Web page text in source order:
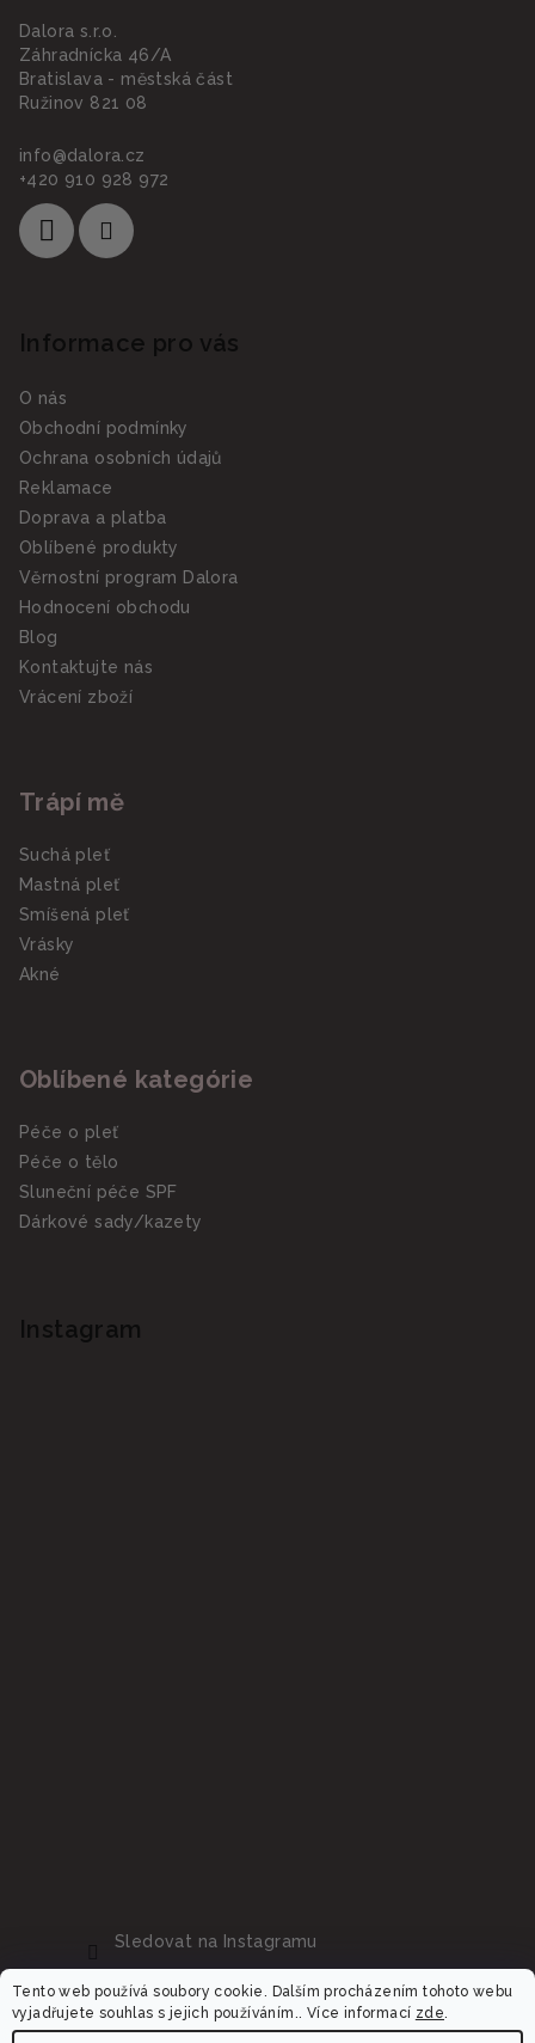
Tento web používá soubory cookie. Dalším procházením tohoto webu
vyjadřujete souhlas s jejich používáním.. Více informací zde.
Dalora s.r.o.
Záhradnícka 46/A
Bratislava - městská část
Ružinov 821 08
info@dalora.cz
+420 910 928 972
Informace pro vás
O nás
Obchodní podmínky
Ochrana osobních údajů
Reklamace
Doprava a platba
Oblíbené produkty
Věrnostní program Dalora
Hodnocení obchodu
Blog
Kontaktujte nás
Vrácení zboží
Trápí mě
Suchá pleť
Mastná pleť
Smíšená pleť
Vrásky
Akné
Oblíbené kategórie
Péče o pleť
Péče o tělo
Sluneční péče SPF
Dárkové sady/kazety
Instagram
Sledovat na Instagramu